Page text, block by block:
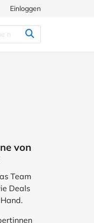
Einloggen
von
Team
Deals